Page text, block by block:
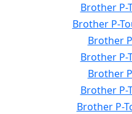
Brother P-
Brother P-
Brother
Brother P-
Brother
Brother P-
Brother P-